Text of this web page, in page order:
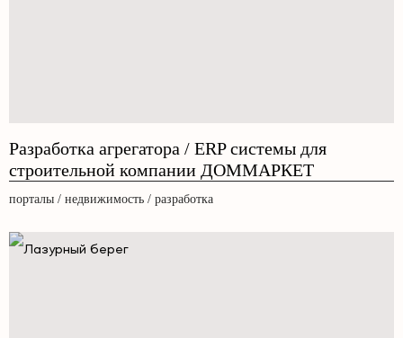
Разработка агрегатора / ERP системы для
строительной компании ДОММАРКЕТ
порталы / недвижимость / разработка